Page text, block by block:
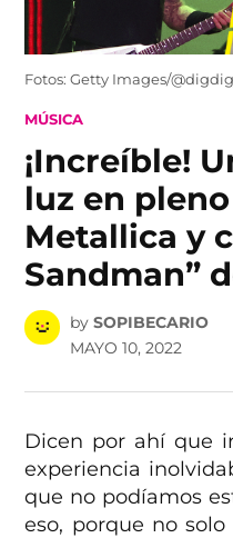
Fotos: Getty Images/
POSTED
MÚSICA
¡Increíble!
luz en
Metallica y
Sandman”
by SOPIBECARIO
MAYO 10, 2022
Dicen por ahí que
experiencia
que no podíamos
eso, porque no